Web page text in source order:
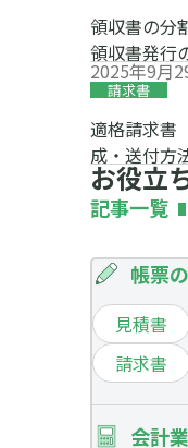
領収書の分
領収書発行
2025年9月
請求書
適格請求書
成・送付方
お役立
記事一覧
帳票
見積書
請求書
会計